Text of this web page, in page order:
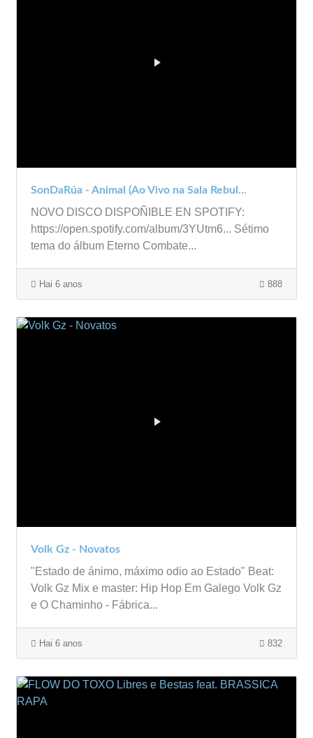
SonDaRúa - Animal (Ao Vivo na Sala Rebul...
NOVO DISCO DISPOÑIBLE EN SPOTIFY:
https://open.spotify.com/album/3YUtm6... Sétimo
tema do álbum Eterno Combate...
Hai 6 anos 888
Volk Gz - Novatos
"Estado de ánimo, máximo odio ao Estado" Beat:
Volk Gz Mix e master: Hip Hop Em Galego Volk Gz
e O Chaminho - Fábrica...
Hai 6 anos 832